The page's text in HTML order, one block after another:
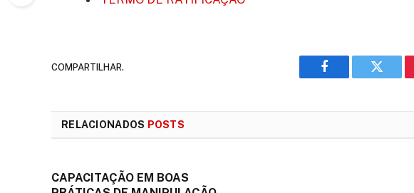
COMPARTILHAR.
Facebook Twitter
RELACIONADOS POSTS
CAPACITAÇÃO EM BOAS